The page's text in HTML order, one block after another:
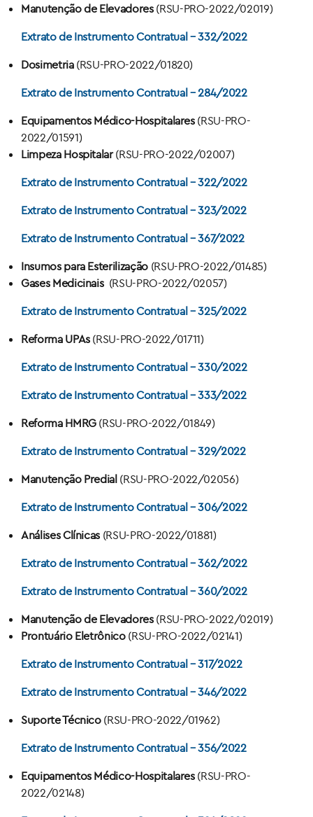
Manutenção de Elevadores(RSU-PRO-2022/02019)
Extrato de Instrumento Contratual – 332/2022
Dosimetria(RSU-PRO-2022/01820)
Extrato de Instrumento Contratual – 284/2022
Equipamentos Médico-Hospitalares(RSU-PRO-
2022/01591)
Limpeza Hospitalar(RSU-PRO-2022/02007)
Extrato de Instrumento Contratual – 322/2022
Extrato de Instrumento Contratual – 323/2022
Extrato de Instrumento Contratual – 367/2022
Insumos para Esterilização (RSU-PRO-2022/01485)
Gases Medicinais (RSU-PRO-2022/02057)
Extrato de Instrumento Contratual – 325/2022
Reforma UPAs(RSU-PRO-2022/01711)
Extrato de Instrumento Contratual – 330/2022
Extrato de Instrumento Contratual – 333/2022
Reforma HMRG(RSU-PRO-2022/01849)
Extrato de Instrumento Contratual – 329/2022
Manutenção Predial (RSU-PRO-2022/02056)
Extrato de Instrumento Contratual – 306/2022
Análises Clínicas (RSU-PRO-2022/01881)
Extrato de Instrumento Contratual – 362/2022
Extrato de Instrumento Contratual – 360/2022
Manutenção de Elevadores(RSU-PRO-2022/02019)
Prontuário Eletrônico(RSU-PRO-2022/02141)
Extrato de Instrumento Contratual – 317/2022
Extrato de Instrumento Contratual – 346/2022
Suporte Técnico (RSU-PRO-2022/01962)
Extrato de Instrumento Contratual – 356/2022
Equipamentos Médico-Hospitalares(RSU-PRO-
2022/02148)